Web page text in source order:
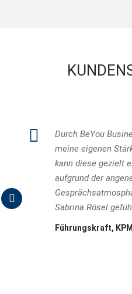
Führungskraft,
Durch BeYou
meine eigenen
kann diese gezielt
aufgrund der
Sabrina Rösel